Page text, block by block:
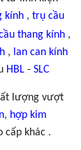
kính , trụ cầu
thang kính ,
, lan can kính
HBL - SLC
lượng vượt
, hợp kim
cấp khác .